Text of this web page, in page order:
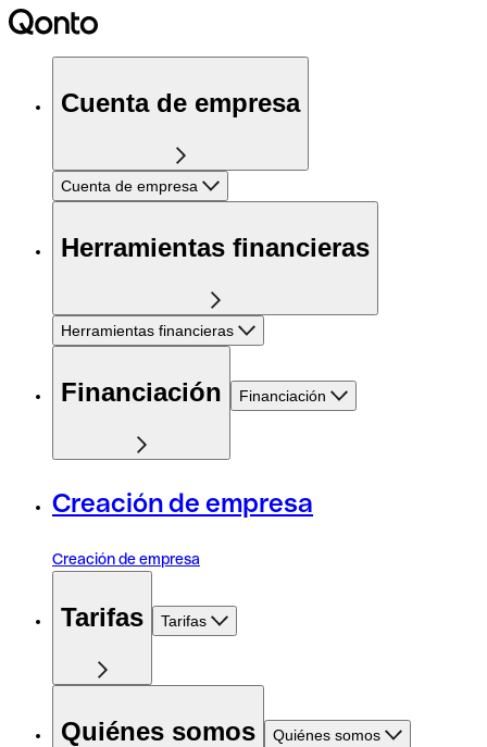
Cuenta de empresa
Cuenta de empresa
Herramientas financieras
Herramientas financieras
Financiación Financiación
Creación de empresa
Creación de empresa
Tarifas Tarifas
Quiénes somos Quiénes somos